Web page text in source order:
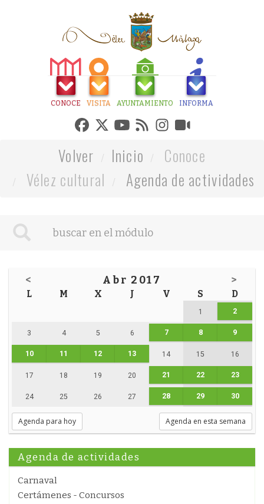
CONOCE VISITA AYUNTAMIENTO INFORMA
Volver Inicio
Conoce
Vélez cultural
Agenda de actividades
< Abr 2017 >
L M X J V S D
1 2
3 4 5 6 7 8 9
10 11 12 13 14 15 16
17 18 19 20 21 22 23
24 25 26 27 28 29 30
Agenda para hoy Agenda en esta semana
Agenda de actividades
Carnaval
Certámenes - Concursos